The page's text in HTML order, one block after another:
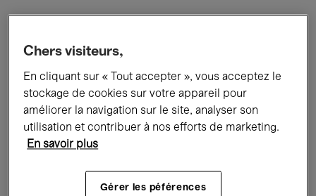
Tous les événements Concerts
Expositions Films Performances
Rencontres & Débats
Musique classique Global Music
Chers visiteurs,
En cliquant sur « Tout accepter », vous acceptez le
stockage de cookies sur votre appareil pour
améliorer la navigation sur le site, analyser son
utilisation et contribuer à nos efforts de marketing.
En savoir plus
Gérer les péférences